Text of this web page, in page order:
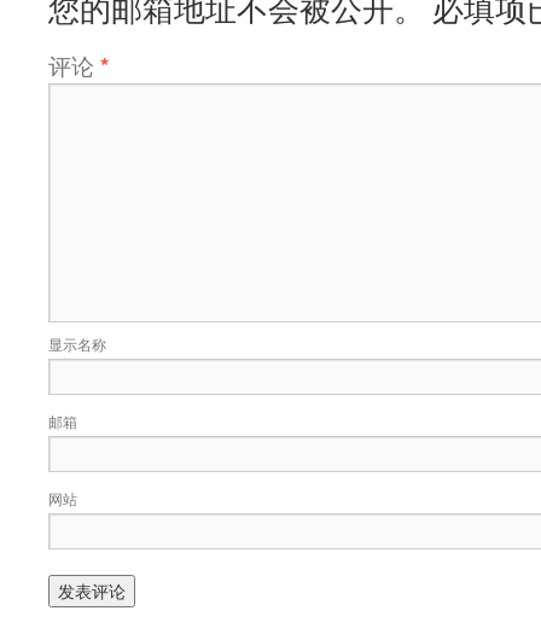
您的邮箱地址不会被公开。 必填项
评论 *
显示名称
邮箱
网站